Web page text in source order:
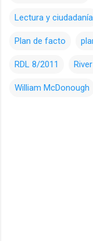
Lectura y ciudadanía
Plan de facto
RDL 8/2011
William McDonough